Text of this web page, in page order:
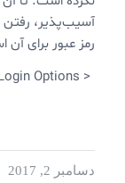
آسیب‌پذیر، رفتن
رمز عبور برای
Options >
دسامبر 2, 2017 /